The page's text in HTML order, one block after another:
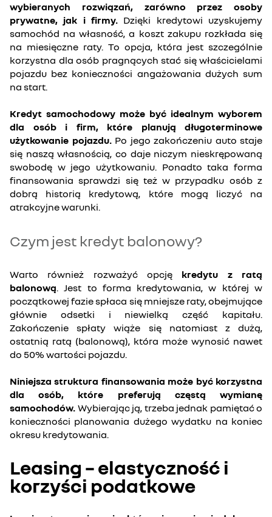
wybieranych rozwiązań, zarówno przez osoby
prywatne, jak i firmy. Dzięki kredytowi uzyskujemy
samochód na własność, a koszt zakupu rozkłada się
na miesięczne raty. To opcja, która jest szczególnie
korzystna dla osób pragnących stać się właścicielami
pojazdu bez konieczności angażowania dużych sum
na start.
Kredyt samochodowy może być idealnym wyborem
dla osób i firm, które planują długoterminowe
użytkowanie pojazdu. Po jego zakończeniu auto staje
się naszą własnością, co daje niczym nieskrępowaną
swobodę w jego użytkowaniu. Ponadto taka forma
finansowania sprawdzi się też w przypadku osób z
dobrą historią kredytową, które mogą liczyć na
atrakcyjne warunki.
Czym jest kredyt balonowy?
Warto również rozważyć opcję kredytu z ratą
balonową. Jest to forma kredytowania, w której w
początkowej fazie spłaca się mniejsze raty, obejmujące
głównie odsetki i niewielką część kapitału.
Zakończenie spłaty wiąże się natomiast z dużą,
ostatnią ratą (balonową), która może wynosić nawet
do 50% wartości pojazdu.
Niniejsza struktura finansowania może być korzystna
dla osób, które preferują częstą wymianę
samochodów. Wybierając ją, trzeba jednak pamiętać o
konieczności planowania dużego wydatku na koniec
okresu kredytowania.
Leasing – elastyczność i
korzyści podatkowe